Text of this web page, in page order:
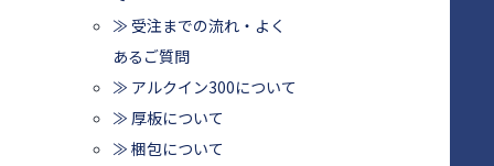
≫ 受注までの流れ・よく
あるご質問
≫ アルクイン300について
≫ 厚板について
≫ 梱包について